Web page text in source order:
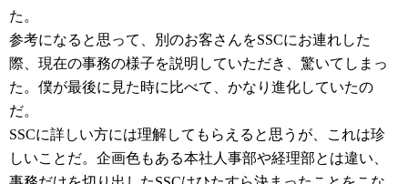
た。
参考になると思って、別のお客さんをSSCにお連れした
際、現在の事務の様子を説明していただき、驚いてしまっ
た。僕が最後に見た時に比べて、かなり進化していたの
だ。
SSCに詳しい方には理解してもらえると思うが、これは珍
しいことだ。企画色もある本社人事部や経理部とは違い、